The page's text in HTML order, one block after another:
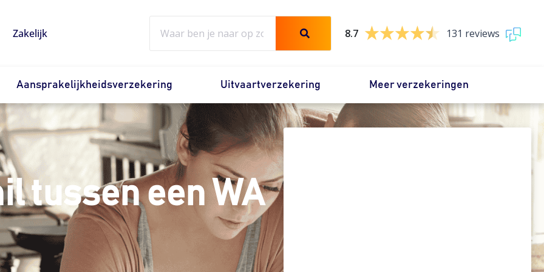
Zakelijk
8.7
131 reviews
Aansprakelijkheidsverzekering Uitvaartverzekering Meer verzekeringen
tussen een WA